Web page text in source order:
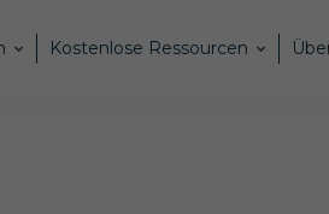
Kostenlose Ressourcen